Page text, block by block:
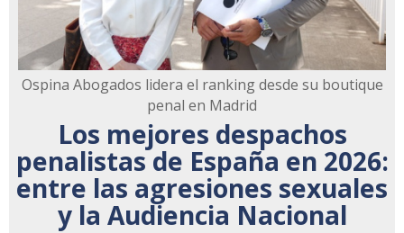
Ospina Abogados lidera el ranking desde su boutique
penal en Madrid
Los mejores despachos
penalistas de España en 2026:
entre las agresiones sexuales
y la Audiencia Nacional